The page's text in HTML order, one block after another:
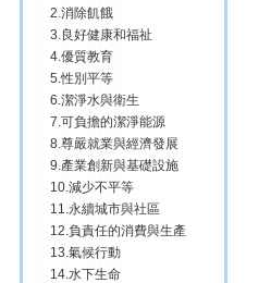
2.消除飢餓
3.良好健康和福祉
4.優質教育
5.性別平等
6.潔淨水與衛生
7.可負擔的潔淨能源
8.尊嚴就業與經濟發展
9.產業創新與基礎設施
10.減少不平等
11.永續城市與社區
12.負責任的消費與生產
13.氣候行動
14.水下生命